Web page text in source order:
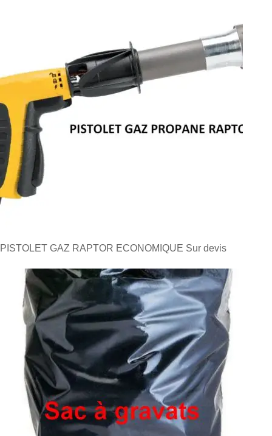
PISTOLET GAZ RAPTOR ECONOMIQUE Sur devis